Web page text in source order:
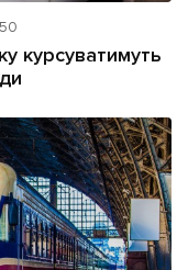
курсуватимуть